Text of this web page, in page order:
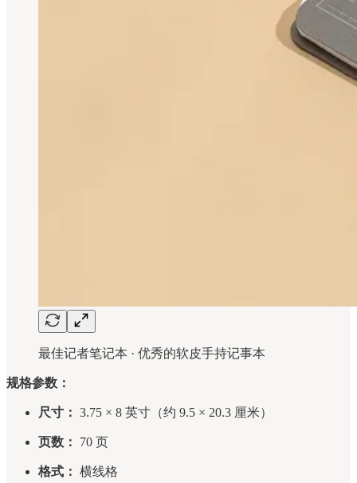
最佳记者笔记本 · 优秀的软皮手持记事本
规格参数：
尺寸： 3.75 × 8 英寸（约 9.5 × 20.3 厘米）
页数： 70 页
格式： 横线格